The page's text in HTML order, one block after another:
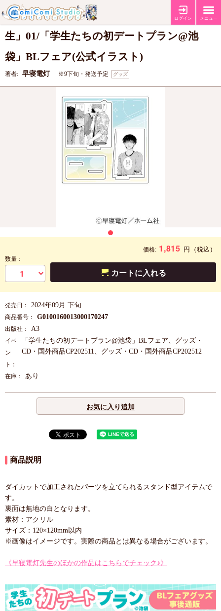
ログイン メニュー
アクリルスタンドプレート「早寝電灯先
生」01/「学生たちの初デートプラン@池
袋」BLフェア(公式イラスト)
著者: 早寝電灯 ※9下旬・発送予定 グッズ
価格: 1,815 円 （税込）
数量：
カートに入れる
発売日： 2024年09月 下旬
商品番号： G0100160013000170247
出版社： A3
イベ
ン
ト：
「学生たちの初デートプラン@池袋」BLフェア、グッズ・
CD・国外商品CP202511、グッズ・CD・国外商品CP202512
在庫： あり
お気に入り追加
商品説明
ダイカットで加工されたパーツを立てられるスタンド型アイテムで
す。
裏面は無地の白となります。
素材：アクリル
サイズ：120×120mm以内
※画像はイメージです。実際の商品とは異なる場合がございます。
《早寝電灯先生のほかの作品はこちらでチェック♪》